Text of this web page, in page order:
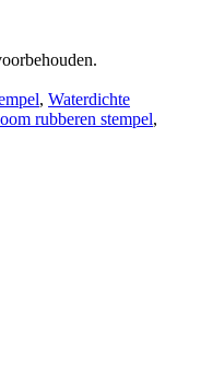
, Waterdichte
rubberen stempel,